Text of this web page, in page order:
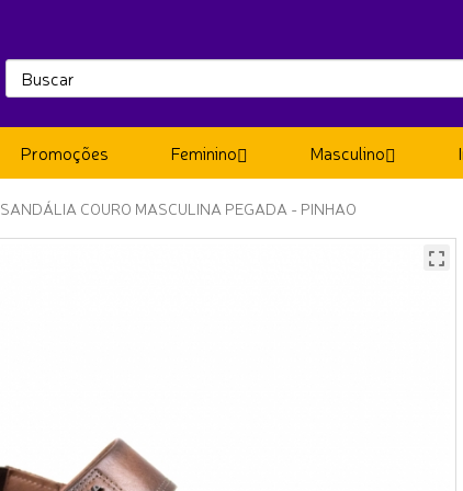
Promoções Feminino Masculino
SANDÁLIA COURO MASCULINA PEGADA - PINHAO